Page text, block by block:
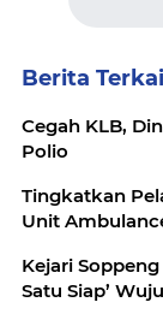
Berita
Cegah KLB,
Polio
Tingkatkan
Unit
Kejari
Satu Siap’